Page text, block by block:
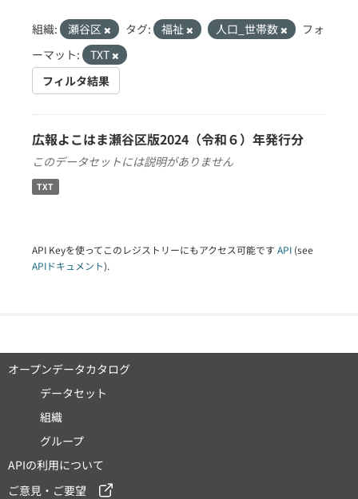
組織: 瀬谷区 タグ: 福祉 人口_世帯数
フォ
ーマット:
TXT
フィルタ結果
広報よこはま瀬谷区版2024（令和６）年発行分
このデータセットには説明がありません
TXT
API Keyを使ってこのレジストリーにもアクセス可能です API (see
APIドキュメント).
オープンデータカタログ
データセット
組織
グループ
APIの利用について
ご意見・ご要望